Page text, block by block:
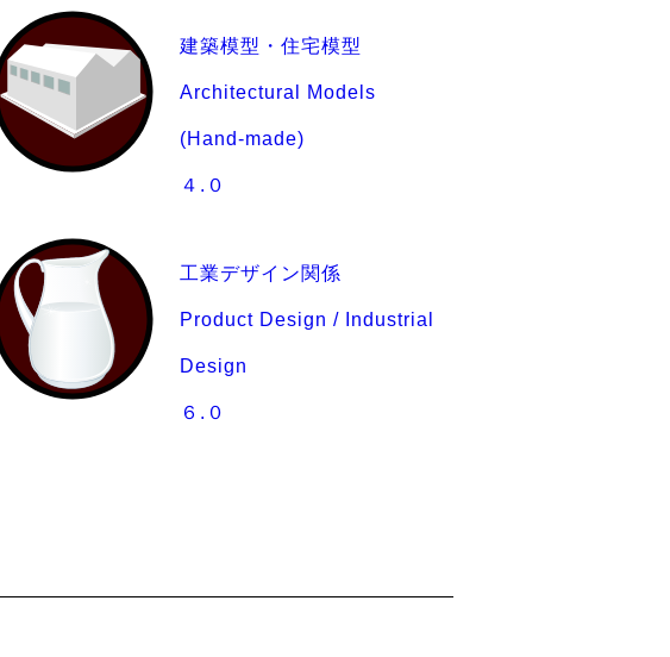
建築模型・住宅模型
Architectural Models
(Hand-made)
４.０
工業デザイン関係
Product Design / Industrial
Design
６.０